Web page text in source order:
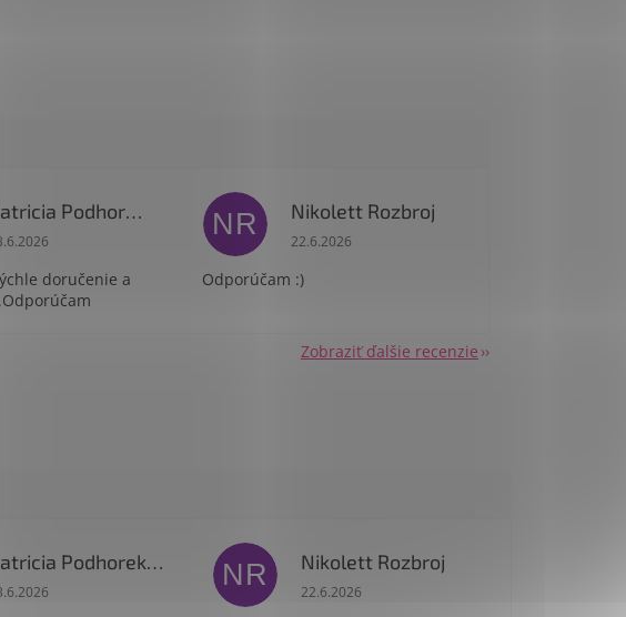
Patricia Podhorekova
obchodu je 5 z 5 hviezdičiek.
doručenie a
NR Nikolett Rozbroj
Hodnotenie obchodu je 5 z 5 hviezdičiek.
22.6.2026
Odporúčam :)
Zobraziť ďalšie recenzie
Patricia Podhorekova
obchodu je 5 z 5 hviezdičiek.
NR Nikolett Rozbroj
Hodnotenie obchodu je 5 z 5 hviezdičiek.
22.6.2026